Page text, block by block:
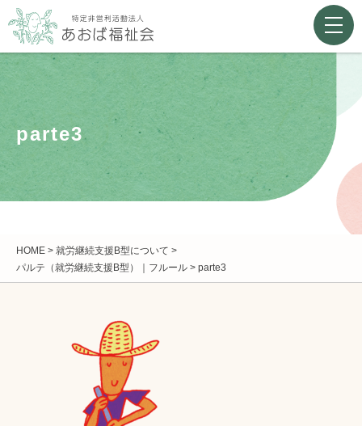
parte3
HOME > 就労継続支援B型について >
パルテ（就労継続支援B型）｜フルール > parte3